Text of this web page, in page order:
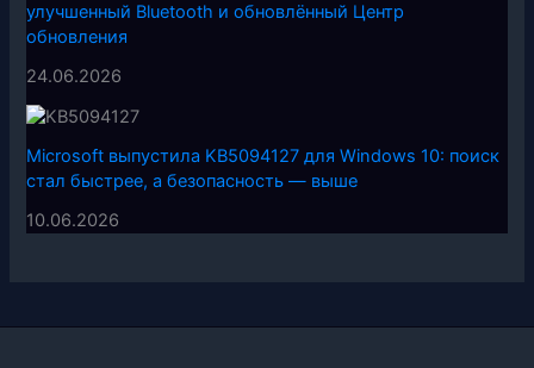
улучшенный Bluetooth и обновлённый Центр
обновления
24.06.2026
Microsoft выпустила KB5094127 для Windows 10: поиск
стал быстрее, а безопасность — выше
10.06.2026